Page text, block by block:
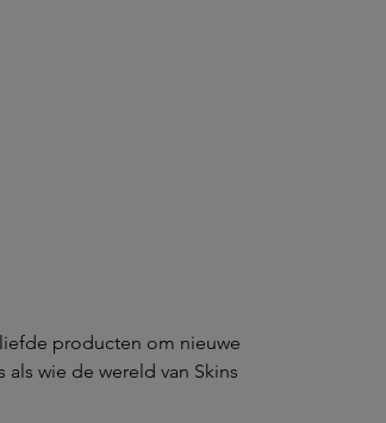
producten om nieuwe
wie de wereld van Skins